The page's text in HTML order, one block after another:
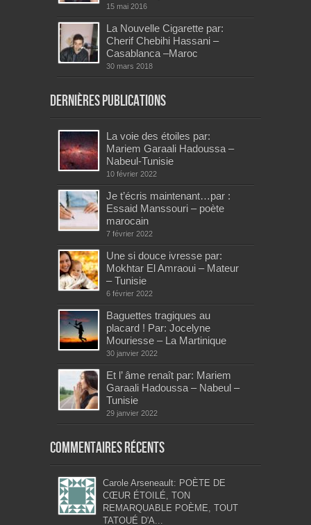
15 mai 2016
La Nouvelle Cigarette par:
Cherif Chebihi Hassani –
Casablanca –Maroc
30 mars 2018
Dernières publications
La voie des étoiles par:
Mariem Garaali Hadoussa –
Nabeul-Tunisie
10 février 2022
Je t’écris maintenant…par :
Essaid Manssouri – poète
marocain
7 février 2022
Une si douce ivresse par:
Mokhtar El Amraoui – Mateur
– Tunisie
6 février 2022
Baguettes tragiques au
placard ! Par: Jocelyne
Mouriesse – La Martinique
30 janvier 2022
Et l’ âme renaît par: Mariem
Garaali Hadoussa – Nabeul –
Tunisie
29 janvier 2022
Commentaires récents
Carole Arseneault: POÈTE DE
CŒUR ÉTOILÉ, TON
REMARQUABLE POÈME, TOUT
TATOUÉ D'A...